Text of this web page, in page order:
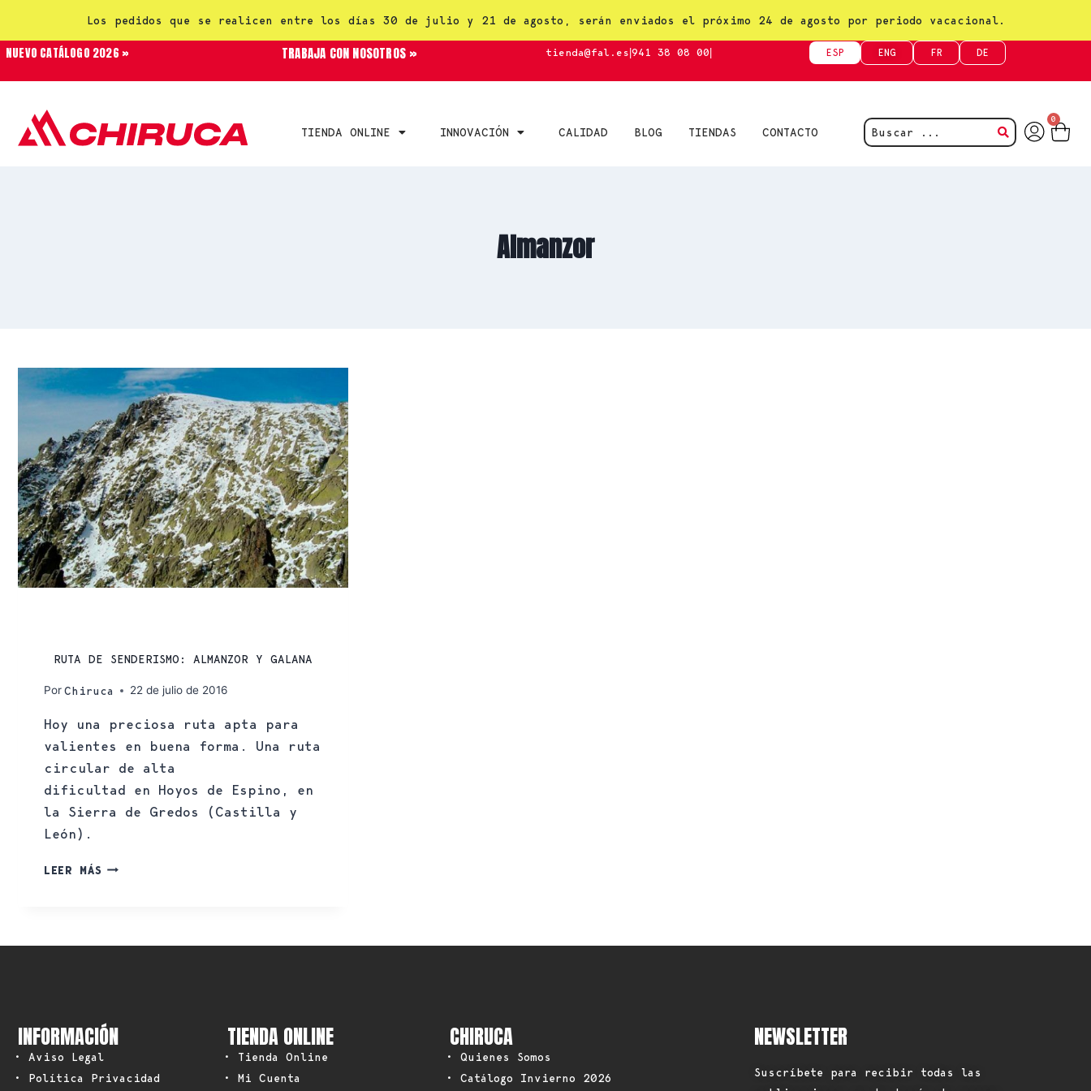
Los pedidos que se realicen entre los días 30 de julio y 21 de agosto, serán enviados el próximo 24 de agosto por periodo vacacional.
NUEVO CATÁLOGO 2026 » TRABAJA CON NOSOTROS » tienda@fal.es 941 38 08 00 ESP ENG FR DE
TIENDA ONLINE INNOVACIÓN CALIDAD BLOG TIENDAS CONTACTO
0
Almanzor
RUTA DE SENDERISMO: ALMANZOR Y GALANA
PorChiruca 22 de julio de 2016
Hoy una preciosa ruta apta para
valientes en buena forma. Una ruta
circular de alta
dificultad en Hoyos de Espino, en
la Sierra de Gredos (Castilla y
León).
LEER MÁS
INFORMACIÓN
• Aviso Legal
• Política Privacidad
TIENDA ONLINE
• Tienda Online
• Mi Cuenta
CHIRUCA
• Quienes Somos
• Catálogo Invierno 2026
NEWSLETTER
Suscríbete para recibir todas las